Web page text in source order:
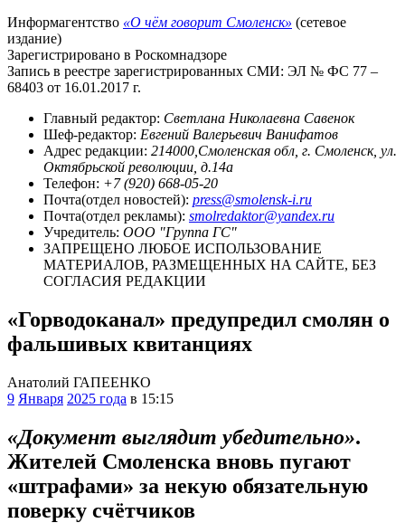
Информагентство «О чём говорит Смоленск» (сетевое
издание)
Зарегистрировано в Роскомнадзоре
Запись в реестре зарегистрированных СМИ: ЭЛ № ФС 77 –
68403 от 16.01.2017 г.
Главный редактор: Светлана Николаевна Савенок
Шеф-редактор: Евгений Валерьевич Ванифатов
Адрес редакции: 214000,Смоленская обл, г. Смоленск, ул.
Октябрьской революции, д.14а
Телефон: +7 (920) 668-05-20
Почта(отдел новостей): press@smolensk-i.ru
Почта(отдел рекламы): smolredaktor@yandex.ru
Учредитель: ООО "Группа ГС"
ЗАПРЕЩЕНО ЛЮБОЕ ИСПОЛЬЗОВАНИЕ
МАТЕРИАЛОВ, РАЗМЕЩЕННЫХ НА САЙТЕ, БЕЗ
СОГЛАСИЯ РЕДАКЦИИ
«Горводоканал» предупредил смолян о
фальшивых квитанциях
Анатолий ГАПЕЕНКО
9 Января 2025 года в 15:15
«Документ выглядит убедительно».
Жителей Смоленска вновь пугают
«штрафами» за некую обязательную
поверку счётчиков